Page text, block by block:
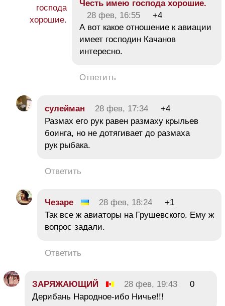
Честь имею господа хорошие.
28 фев, 16:55
+4
А вот какое отношение к авиации
имеет господин Качанов
интересно.
Ответить
сулейман 28 фев, 17:34
+4
Размах его рук равен размаху крыльев
боинга, но не дотягивает до размаха
рук рыбака.
Ответить
Чезаре 28 фев, 18:24
+1
Так все ж авиаторы на Грушевского. Ему ж
вопрос задали.
Ответить
ЗАРЯЖАЮЩИЙ 28 фев, 19:43
0
Дерибань Народное-ибо Ничье!!!